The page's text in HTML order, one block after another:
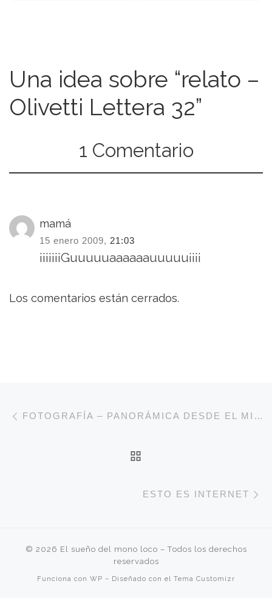
Una idea sobre “relato –
Olivetti Lettera 32”
1 Comentario
mamá
15 enero 2009, 21:03
¡¡¡¡¡¡¡Guuuuuaaaaaauuuuu¡¡¡¡
Los comentarios están cerrados.
Navegación de entradas FOTOGRAFÍA – PANORÁMICA DESDE EL MIRADOR DE SAN NICOLÁS (GRANADA)
ESTO ES INTERNET
© 2026 El sueño del mono loco – Todos los derechos
reservados
Funciona con WP – Diseñado con el Tema Customizr